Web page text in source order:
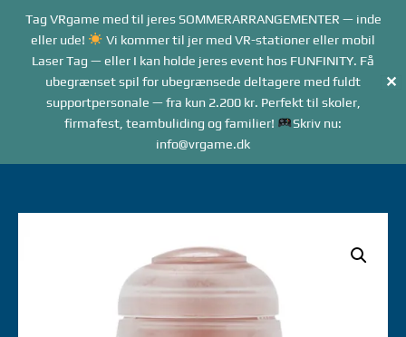
Tag VRgame med til jeres SOMMERARRANGEMENTER — inde
eller ude!
Vi kommer til jer med VR-stationer eller mobil
Laser Tag — eller I kan holde jeres event hos FUNFINITY. Få
ubegrænset spil for ubegrænsede deltagere med fuldt
supportpersonale — fra kun 2.200 kr. Perfekt til skoler,
firmafest, teambuliding og familier!
Skriv nu:
info@vrgame.dk
✕
indhold
Menu